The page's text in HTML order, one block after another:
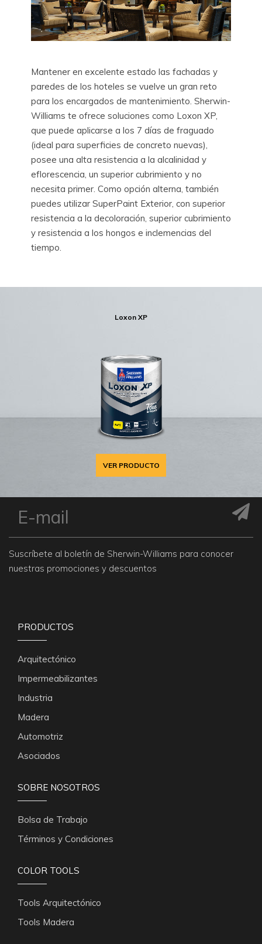
Mantener en excelente estado las fachadas y
paredes de los hoteles se vuelve un gran reto
para los encargados de mantenimiento. Sherwin-
Williams te ofrece soluciones como Loxon XP,
que puede aplicarse a los 7 días de fraguado
(ideal para superficies de concreto nuevas),
posee una alta resistencia a la alcalinidad y
eflorescencia, un superior cubrimiento y no
necesita primer. Como opción alterna, también
puedes utilizar SuperPaint Exterior, con superior
resistencia a la decoloración, superior cubrimiento
y resistencia a los hongos e inclemencias del
tiempo.
Loxon XP
VER PRODUCTO
Suscríbete al boletín de Sherwin-Williams para conocer
nuestras promociones y descuentos
PRODUCTOS
Arquitectónico
Impermeabilizantes
Industria
Madera
Automotriz
Asociados
SOBRE NOSOTROS
Bolsa de Trabajo
Términos y Condiciones
COLOR TOOLS
Tools Arquitectónico
Tools Madera